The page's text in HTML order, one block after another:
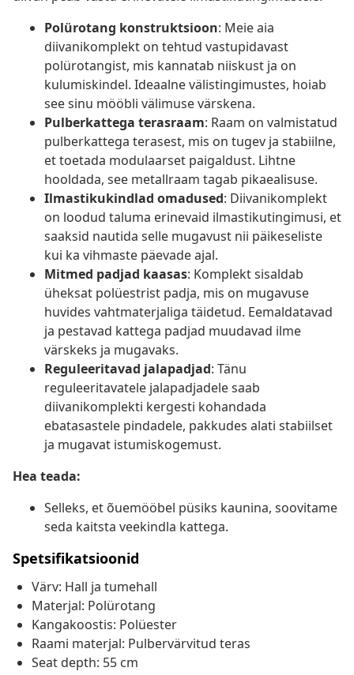
Polürotang konstruktsioon: Meie aia
diivanikomplekt on tehtud vastupidavast
polürotangist, mis kannatab niiskust ja on
kulumiskindel. Ideaalne välistingimustes, hoiab
see sinu mööbli välimuse värskena.
Pulberkattega terasraam: Raam on valmistatud
pulberkattega terasest, mis on tugev ja stabiilne,
et toetada modulaarset paigaldust. Lihtne
hooldada, see metallraam tagab pikaealisuse.
Ilmastikukindlad omadused: Diivanikomplekt
on loodud taluma erinevaid ilmastikutingimusi, et
saaksid nautida selle mugavust nii päikeseliste
kui ka vihmaste päevade ajal.
Mitmed padjad kaasas: Komplekt sisaldab
üheksat polüestrist padja, mis on mugavuse
huvides vahtmaterjaliga täidetud. Eemaldatavad
ja pestavad kattega padjad muudavad ilme
värskeks ja mugavaks.
Reguleeritavad jalapadjad: Tänu
reguleeritavatele jalapadjadele saab
diivanikomplekti kergesti kohandada
ebatasastele pindadele, pakkudes alati stabiilset
ja mugavat istumiskogemust.
Hea teada:
Selleks, et õuemööbel püsiks kaunina, soovitame
seda kaitsta veekindla kattega.
Spetsifikatsioonid
Värv: Hall ja tumehall
Materjal: Polürotang
Kangakoostis: Polüester
Raami materjal: Pulbervärvitud teras
Seat depth: 55 cm